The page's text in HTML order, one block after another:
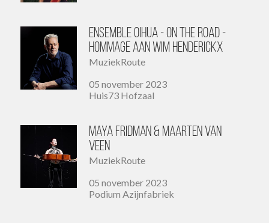
Ensemble Oihua - On The Road -
Hommage aan Wim Henderickx
MuziekRoute
05 november 2023
Huis73 Hofzaal
Maya Fridman & Maarten van
Veen
MuziekRoute
05 november 2023
Podium Azijnfabriek